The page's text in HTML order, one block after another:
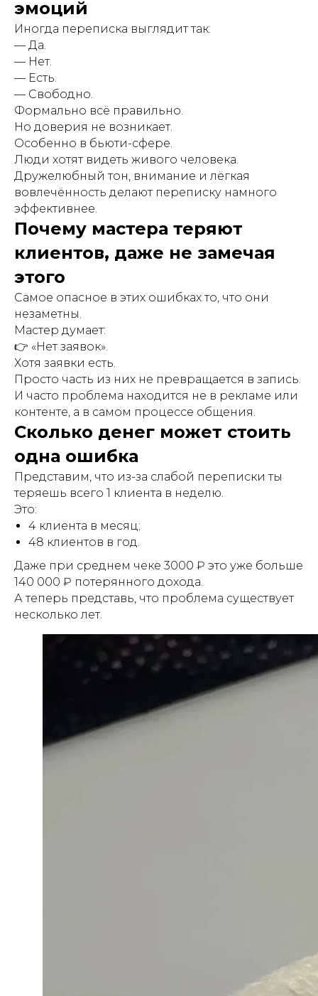
эмоций
Иногда переписка выглядит так:
— Да.
— Нет.
— Есть.
— Свободно.
Формально всё правильно.
Но доверия не возникает.
Особенно в бьюти-сфере.
Люди хотят видеть живого человека.
Дружелюбный тон, внимание и лёгкая
вовлечённость делают переписку намного
эффективнее.
Почему мастера теряют
клиентов, даже не замечая
этого
Самое опасное в этих ошибках то, что они
незаметны.
Мастер думает:
👉 «Нет заявок».
Хотя заявки есть.
Просто часть из них не превращается в запись.
И часто проблема находится не в рекламе или
контенте, а в самом процессе общения.
Сколько денег может стоить
одна ошибка
Представим, что из-за слабой переписки ты
теряешь всего 1 клиента в неделю.
Это:
4 клиента в месяц;
48 клиентов в год.
Даже при среднем чеке 3000 ₽ это уже больше
140 000 ₽ потерянного дохода.
А теперь представь, что проблема существует
несколько лет.